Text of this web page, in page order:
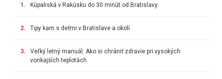
1. Kúpaliská v Rakúsku do 30 minút od Bratislavy
2. Tipy kam s deťmi v Bratislave a okolí
3.
Veľký letný manuál: Ako si chrániť zdravie pri vysokých
vonkajších teplotách